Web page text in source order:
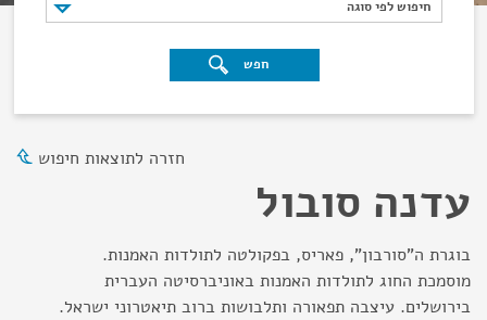
חיפוש לפי סוגה
חפש
חזרה לתוצאות חיפוש
עדנה סובול
בוגרת ה"סורבון", פאריס, בפקולטה לתולדות האמנות.
מוסמכת החוג לתולדות האמנות באוניברסיטה העברית
בירושלים. עיצבה תפאורה ותלבושות ברוב תיאטרוני ישראל.